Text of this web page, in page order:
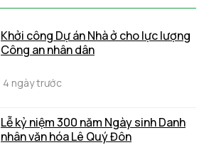
Khởi công Dự án Nhà ở cho lực lượng
Công an nhân dân
4 ngày trước
Lễ kỷ niệm 300 năm Ngày sinh Danh
nhân văn hóa Lê Quý Đôn